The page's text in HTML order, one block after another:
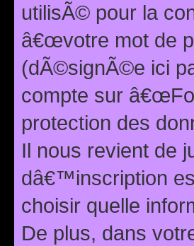
utilisÃ© pour la
â€œvotre mot de
(dÃ©signÃ©e ici
compte sur
protection des
Il nous revient de
dâ€™inscription
choisir quelle
De plus, dans